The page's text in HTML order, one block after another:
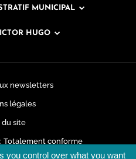
MUNICIPAL
HUGO
newsletters
légales
du site
Totalement conforme
you control over what you want